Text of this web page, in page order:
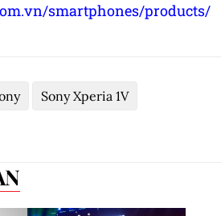
smartphones/products/
Sony Xperia 1V